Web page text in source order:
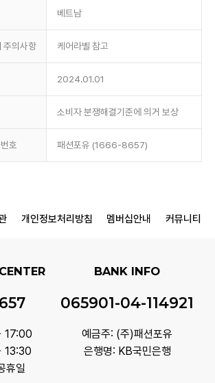
베트남
주의사항 케어라벨 참고
2024.01.01
소비자 분쟁해결기준에 의거 보상
호 패션포유 (1666-8657)
개인정보처리방침 멤버십안내 커뮤니티
17:00
13:30
휴일
BANK INFO
065901-04-114921
예금주: (주)패션포유
은행명: KB국민은행